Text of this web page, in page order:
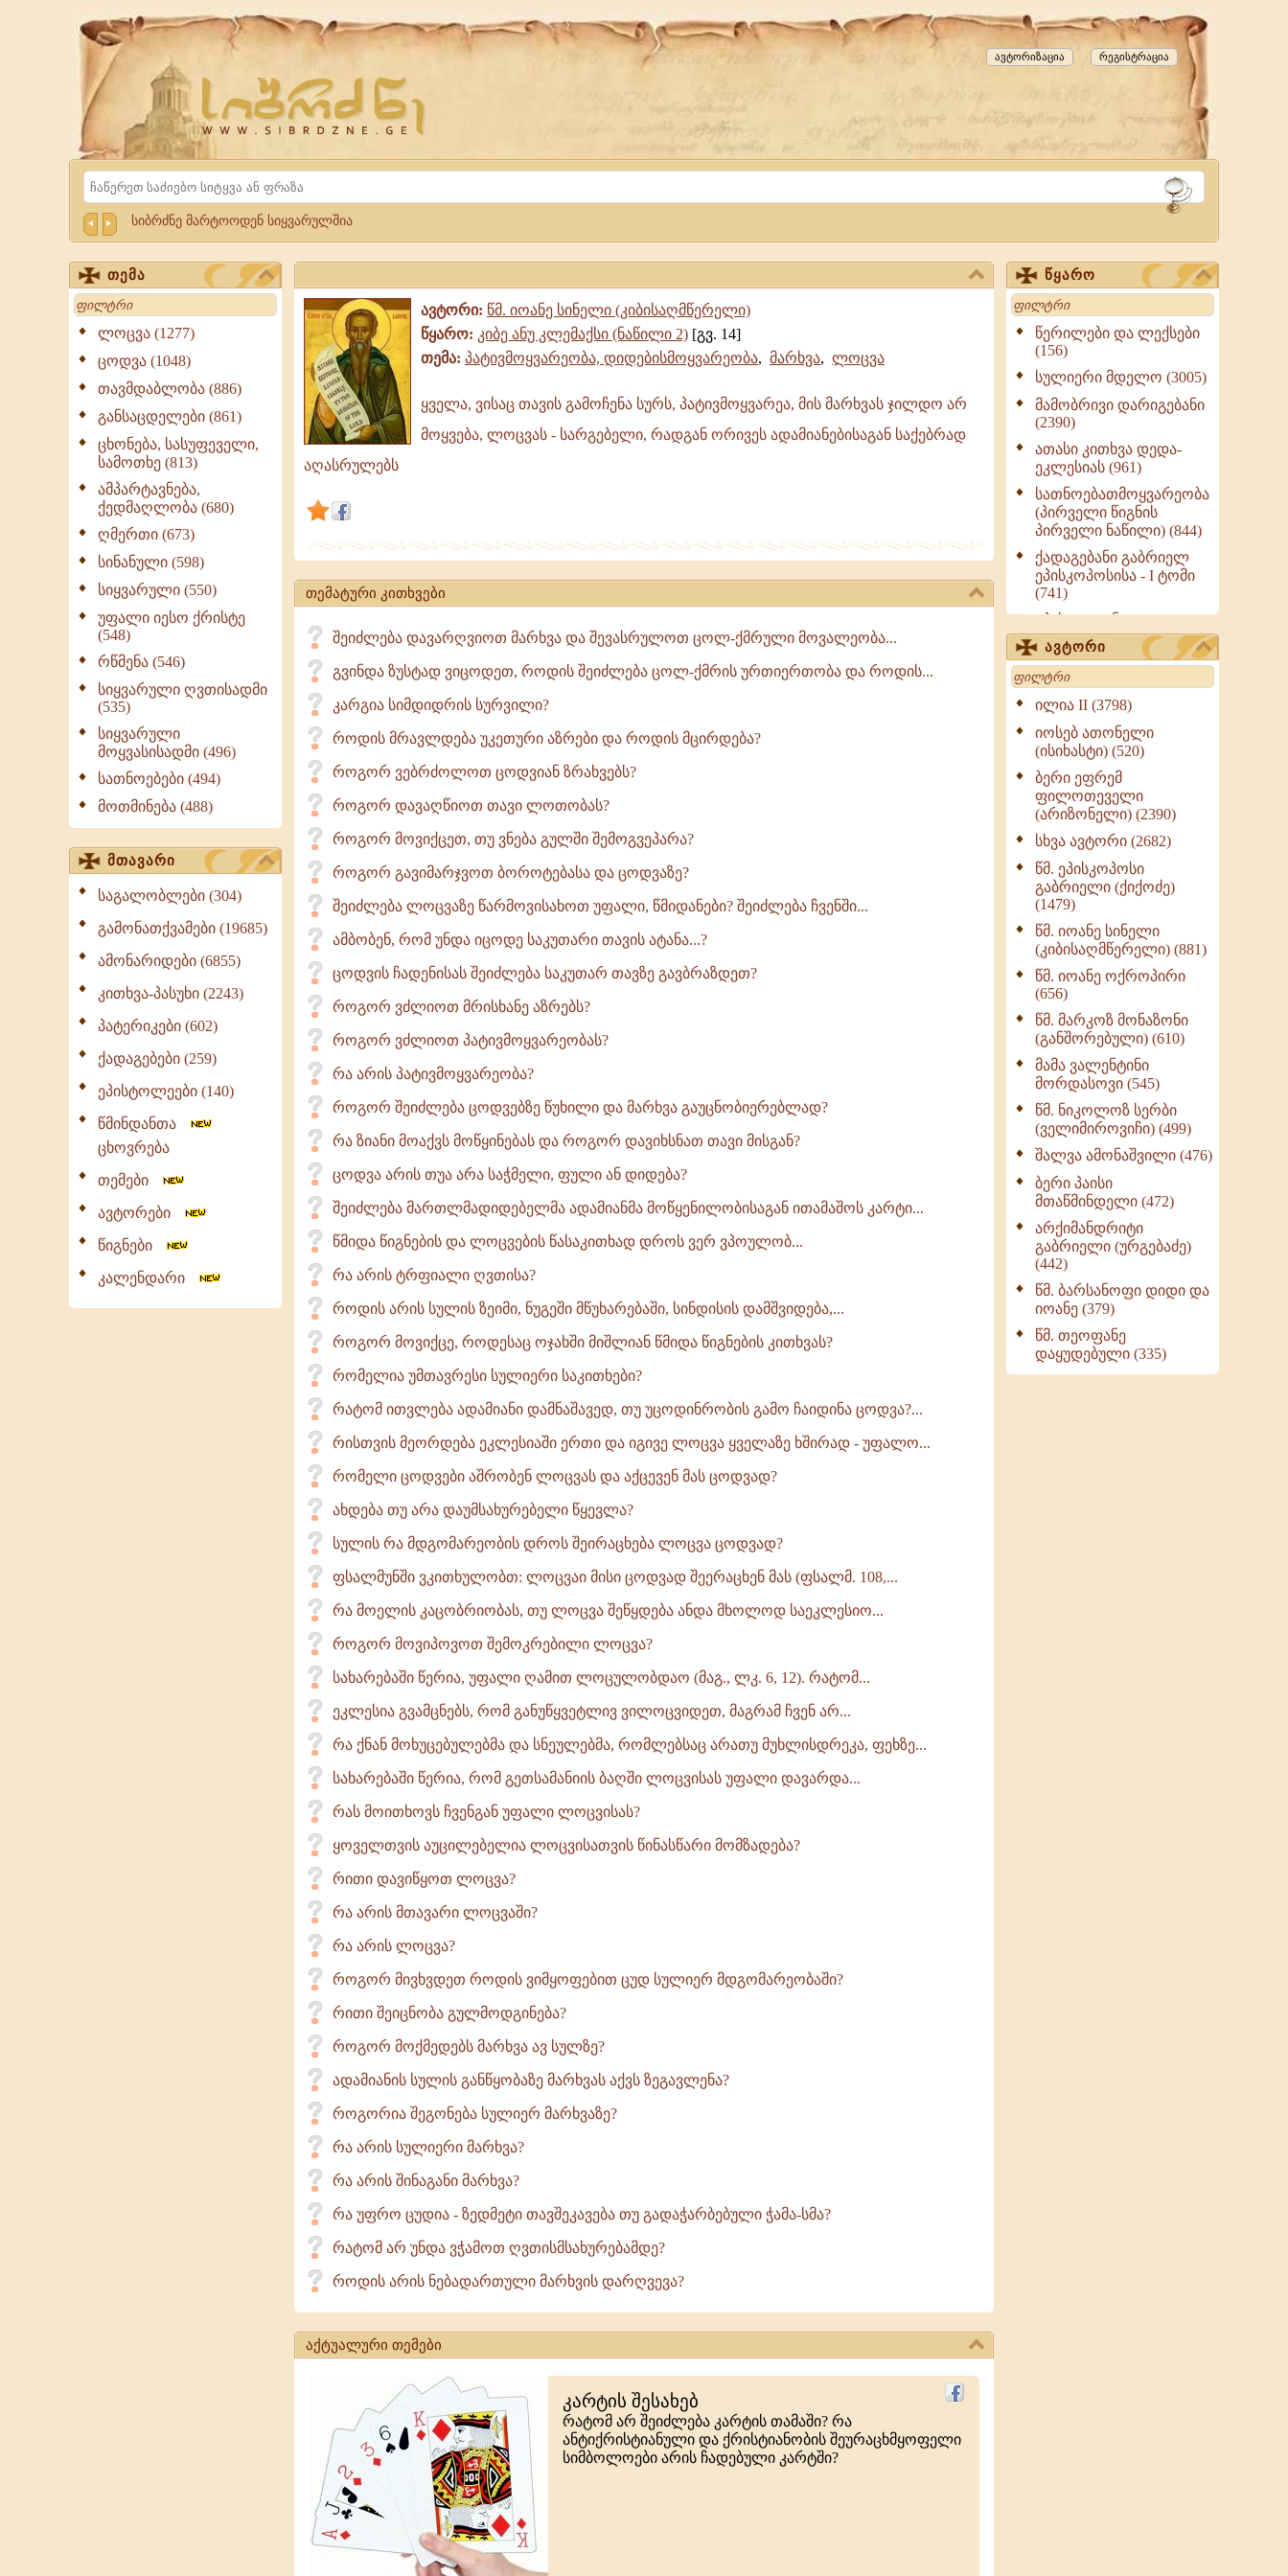
Website
Sibrdzne.ge
რეგისტრაცია
ავტორიზაცია
Search
სიბრძნე მარტოოდენ სიყვარულშია
თემა
Search
ლოცვა (1277)
ცოდვა (1048)
თავმდაბლობა (886)
განსაცდელები (861)
ცხონება, სასუფეველი,
სამოთხე (813)
ამპარტავნება,
ქედმაღლობა (680)
ღმერთი (673)
სინანული (598)
სიყვარული (550)
უფალი იესო ქრისტე
(548)
რწმენა (546)
სიყვარული ღვთისადმი
(535)
სიყვარული
მოყვასისადმი (496)
სათნოებები (494)
მოთმინება (488)
მთავარი
საგალობლები (304)
გამონათქვამები (19685)
ამონარიდები (6855)
კითხვა-პასუხი (2243)
პატერიკები (602)
ქადაგებები (259)
ეპისტოლეები (140)
წმინდანთა
ცხოვრება
თემები
ავტორები
წიგნები
კალენდარი
ავტორი: წმ. იოანე სინელი (კიბისაღმწერელი)
წყარო: კიბე ანუ კლემაქსი (ნაწილი 2) [გვ. 14]
თემა: პატივმოყვარეობა, დიდებისმოყვარეობა, მარხვა, ლოცვა
ყველა,
ვისაც
თავის
სურს,
პატივმოყვარეა,
მის
მარხვას
ჯილდო
არ
მოყვება,
ლოცვას
-
სარგებელი,
ყველა, ვისაც თავის გამოჩენა სურს, პატივმოყვარეა, მის მარხვას ჯილდო არ
მოყვება, ლოცვას - სარგებელი, რადგან ორივეს ადამიანებისაგან საქებრად
აღასრულებს
თემატური კითხვები
შეიძლება დავარღვიოთ მარხვა და შევასრულოთ ცოლ-ქმრული მოვალეობა...
გვინდა ზუსტად ვიცოდეთ, როდის შეიძლება ცოლ-ქმრის ურთიერთობა და როდის...
კარგია სიმდიდრის სურვილი?
როდის მრავლდება უკეთური აზრები და როდის მცირდება?
როგორ ვებრძოლოთ ცოდვიან ზრახვებს?
როგორ დავაღწიოთ თავი ლოთობას?
როგორ მოვიქცეთ, თუ ვნება გულში შემოგვეპარა?
როგორ გავიმარჯვოთ ბოროტებასა და ცოდვაზე?
შეიძლება ლოცვაზე წარმოვისახოთ უფალი, წმიდანები? შეიძლება ჩვენში...
ამბობენ, რომ უნდა იცოდე საკუთარი თავის ატანა...?
ცოდვის ჩადენისას შეიძლება საკუთარ თავზე გავბრაზდეთ?
როგორ ვძლიოთ მრისხანე აზრებს?
როგორ ვძლიოთ პატივმოყვარეობას?
რა არის პატივმოყვარეობა?
როგორ შეიძლება ცოდვებზე წუხილი და მარხვა გაუცნობიერებლად?
რა ზიანი მოაქვს მოწყინებას და როგორ დავიხსნათ თავი მისგან?
ცოდვა არის თუა არა საჭმელი, ფული ან დიდება?
შეიძლება მართლმადიდებელმა ადამიანმა მოწყენილობისაგან ითამაშოს კარტი...
წმიდა წიგნების და ლოცვების წასაკითხად დროს ვერ ვპოულობ...
რა არის ტრფიალი ღვთისა?
როდის არის სულის ზეიმი, ნუგეში მწუხარებაში, სინდისის დამშვიდება,...
როგორ მოვიქცე, როდესაც ოჯახში მიშლიან წმიდა წიგნების კითხვას?
რომელია უმთავრესი სულიერი საკითხები?
რატომ ითვლება ადამიანი დამნაშავედ, თუ უცოდინრობის გამო ჩაიდინა ცოდვა?...
რისთვის მეორდება ეკლესიაში ერთი და იგივე ლოცვა ყველაზე ხშირად - უფალო...
რომელი ცოდვები აშრობენ ლოცვას და აქცევენ მას ცოდვად?
ახდება თუ არა დაუმსახურებელი წყევლა?
სულის რა მდგომარეობის დროს შეირაცხება ლოცვა ცოდვად?
ფსალმუნში ვკითხულობთ: ლოცვაი მისი ცოდვად შეერაცხენ მას (ფსალმ. 108,...
რა მოელის კაცობრიობას, თუ ლოცვა შეწყდება ანდა მხოლოდ საეკლესიო...
როგორ მოვიპოვოთ შემოკრებილი ლოცვა?
სახარებაში წერია, უფალი ღამით ლოცულობდაო (მაგ., ლკ. 6, 12). რატომ...
ეკლესია გვამცნებს, რომ განუწყვეტლივ ვილოცვიდეთ, მაგრამ ჩვენ არ...
რა ქნან მოხუცებულებმა და სნეულებმა, რომლებსაც არათუ მუხლისდრეკა, ფეხზე...
სახარებაში წერია, რომ გეთსამანიის ბაღში ლოცვისას უფალი დავარდა...
რას მოითხოვს ჩვენგან უფალი ლოცვისას?
ყოველთვის აუცილებელია ლოცვისათვის წინასწარი მომზადება?
რითი დავიწყოთ ლოცვა?
რა არის მთავარი ლოცვაში?
რა არის ლოცვა?
როგორ მივხვდეთ როდის ვიმყოფებით ცუდ სულიერ მდგომარეობაში?
რითი შეიცნობა გულმოდგინება?
როგორ მოქმედებს მარხვა ავ სულზე?
ადამიანის სულის განწყობაზე მარხვას აქვს ზეგავლენა?
როგორია შეგონება სულიერ მარხვაზე?
რა არის სულიერი მარხვა?
რა არის შინაგანი მარხვა?
რა უფრო ცუდია - ზედმეტი თავშეკავება თუ გადაჭარბებული ჭამა-სმა?
რატომ არ უნდა ვჭამოთ ღვთისმსახურებამდე?
როდის არის ნებადართული მარხვის დარღვევა?
აქტუალური თემები
კარტის შესახებ
რატომ არ შეიძლება კარტის თამაში? რა
ანტიქრისტიანული და ქრისტიანობის შეურაცხმყოფელი
სიმბოლოები არის ჩადებული კარტში?
წყარო
Search
წერილები და ლექსები
(156)
სულიერი მდელო (3005)
მამობრივი დარიგებანი
(2390)
ათასი კითხვა დედა-
ეკლესიას (961)
სათნოებათმოყვარეობა
(პირველი წიგნის
პირველი ნაწილი) (844)
ქადაგებანი გაბრიელ
ეპისკოპოსისა - I ტომი
(741)
ეპისტოლენი,
ქადაგებანი, სიტყვანი
(ნაწილი III) (723)
მოძღვრის ძალზე
სასარგებლო რჩევები
მრევლისათვის (545)
Wisdomge (514)
ქადაგებანი გაბრიელ
ეპისკოპოსისა - II ტომი
(370)
სულიერი ცხოვრების
სახელმძღვანელო -
ნაწილი II (369)
ღმერთი და ადამიანები
(287)
ბერის დიადემა (278)
მონაზვნური
გამოცდილების
ოთხი ასეული თავი
სიყვარულის შესახებ
(259)
ავტორი
Search
ილია II (3798)
იოსებ ათონელი
(ისიხასტი) (520)
ბერი ეფრემ
ფილოთეველი
(არიზონელი) (2390)
სხვა ავტორი (2682)
წმ. ეპისკოპოსი
გაბრიელი (ქიქოძე)
(1479)
წმ. იოანე სინელი
(კიბისაღმწერელი) (881)
წმ. იოანე ოქროპირი
(656)
წმ. მარკოზ მონაზონი
(განშორებული) (610)
მამა ვალენტინი
მორდასოვი (545)
წმ. ნიკოლოზ სერბი
(ველიმიროვიჩი) (499)
შალვა ამონაშვილი (476)
ბერი პაისი
მთაწმინდელი (472)
არქიმანდრიტი
გაბრიელი (ურგებაძე)
(442)
წმ. ბარსანოფი დიდი და
იოანე (379)
წმ. თეოფანე
დაყუდებული (335)